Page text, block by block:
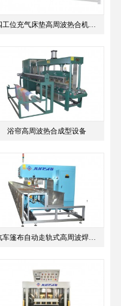
四工位充气床垫高周波热合机非标自动上下料
浴帘高周波热合成型设备
汽车篷布自动走轨式高周波焊接机